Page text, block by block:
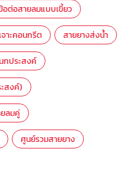
อต่อสายลมแบบเขี้ยว
าะคอนกรีต สายยางส่งน้ำ
กประสงค์
สงค์)
ยลมคู่
ศูนย์รวมสายยาง